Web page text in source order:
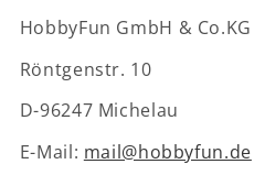
HobbyFun GmbH & Co.KG
Röntgenstr. 10
D-96247 Michelau
E-Mail: mail@hobbyfun.de